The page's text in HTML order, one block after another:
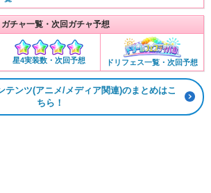
ガチャ一覧・次回ガチャ予想
星4実装数・次回予想 ドリフェス一覧・次回予想
テンツ(アニメ/メディア関連)のまとめはこ
ちら！